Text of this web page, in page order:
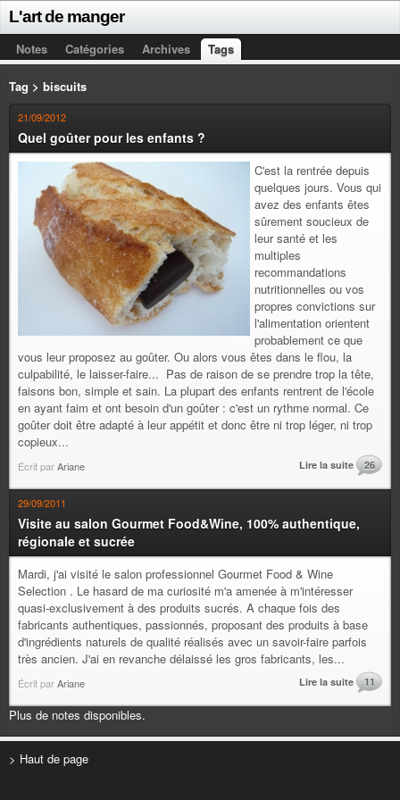
L'art de manger
Notes Catégories Archives Tags
Tag > biscuits
21/09/2012
Quel goûter pour les enfants ?
C'est la rentrée depuis
quelques jours. Vous qui
avez des enfants êtes
sûrement soucieux de
leur santé et les
multiples
recommandations
nutritionnelles ou vos
propres convictions sur
l'alimentation orientent
probablement ce que
vous leur proposez au goûter. Ou alors vous êtes dans le flou, la
culpabilité, le laisser-faire... Pas de raison de se prendre trop la tête,
faisons bon, simple et sain. La plupart des enfants rentrent de l'école
en ayant faim et ont besoin d'un goûter : c'est un rythme normal. Ce
goûter doit être adapté à leur appétit et donc être ni trop léger, ni trop
copieux...
Écrit parAriane Lire la suite 26
29/09/2011
Visite au salon Gourmet Food&Wine, 100% authentique,
régionale et sucrée
Mardi, j'ai visité le salon professionnel Gourmet Food & Wine
Selection . Le hasard de ma curiosité m'a amenée à m'intéresser
quasi-exclusivement à des produits sucrés. A chaque fois des
fabricants authentiques, passionnés, proposant des produits à base
d'ingrédients naturels de qualité réalisés avec un savoir-faire parfois
très ancien. J'ai en revanche délaissé les gros fabricants, les...
Écrit parAriane Lire la suite 11
Plus de notes disponibles.
> Haut de page